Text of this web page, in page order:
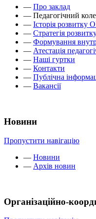
— Про заклад
— Педагогічний
— Історія
— Стратегія
— Формування
— Атестація
— Наші гуртки
— Контакти
— Публічна
— Вакансії
Новини
Пропустити навігацію
— Новини
— Архів новин
Організаційно-